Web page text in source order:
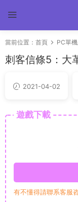
當前位置： 首頁 PC單
刺客信條5：大
2021-04-02
遊戲下載
有不懂得請聯系客服